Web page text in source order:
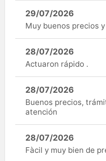
29/07/2026
Muy buenos precios
28/07/2026
Actuaron rápido .
28/07/2026
Buenos precios,
atención
28/07/2026
Fàcil y muy bien de